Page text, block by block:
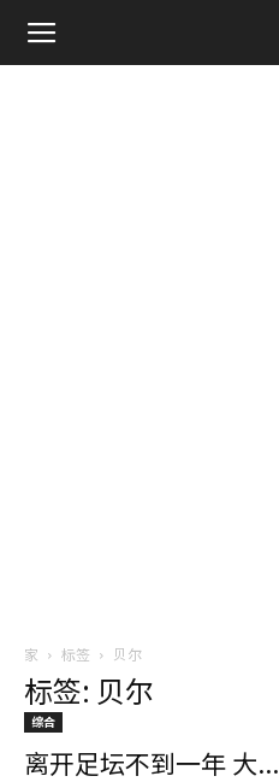
家 标签 贝尔
标签: 贝尔
综合
离开足坛不到一年 大...